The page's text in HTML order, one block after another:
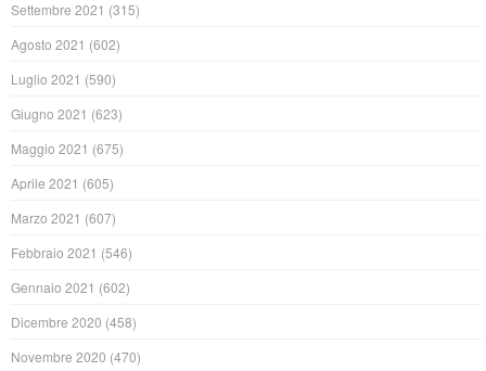
Settembre 2021 (315)
Agosto 2021 (602)
Luglio 2021 (590)
Giugno 2021 (623)
Maggio 2021 (675)
Aprile 2021 (605)
Marzo 2021 (607)
Febbraio 2021 (546)
Gennaio 2021 (602)
Dicembre 2020 (458)
Novembre 2020 (470)